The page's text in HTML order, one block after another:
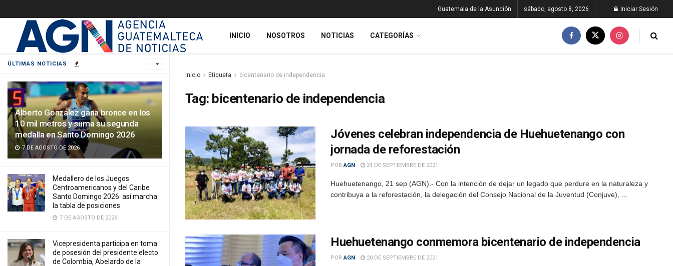
ÚLTIMAS NOTICIAS
Alberto González gana bronce en los
10 mil metros y suma su segunda
medalla en Santo Domingo 2026
7 DE AGOSTO DE 2026
Medallero de los Juegos
Centroamericanos y del Caribe
Santo Domingo 2026: así marcha
la tabla de posiciones
7 DE AGOSTO DE 2026
Vicepresidenta participa en toma
de posesión del presidente electo
de Colombia, Abelardo de la
Guatemala de la Asunción sábado, agosto 8, 2026 Iniciar Sesión
INICIO NOSOTROS NOTICIAS CATEGORÍAS
Inicio Etiqueta bicentenario de independencia
Tag: bicentenario de independencia
Jóvenes celebran independencia de Huehuetenango con
jornada de reforestación
POR AGN 21 DE SEPTIEMBRE DE 2021
Huehuetenango, 21 sep (AGN).- Con la intención de dejar un legado que perdure en la naturaleza y
contribuya a la reforestación, la delegación del Consejo Nacional de la Juventud (Conjuve), ...
Huehuetenango conmemora bicentenario de independencia
POR AGN 20 DE SEPTIEMBRE DE 2021